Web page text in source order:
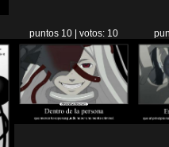
puntos 10 | votos: 10